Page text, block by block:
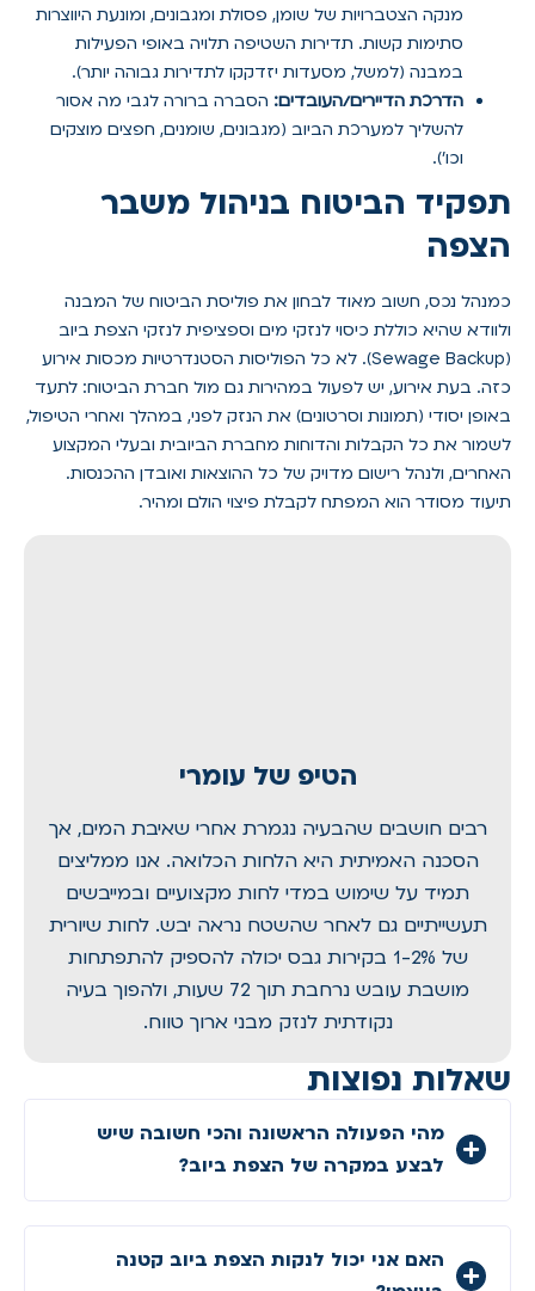
מנקה הצטברויות של שומן, פסולת ומגבונים, ומונעת היווצרות
סתימות קשות. תדירות השטיפה תלויה באופי הפעילות
במבנה (למשל, מסעדות יזדקקו לתדירות גבוהה יותר).
הדרכת הדיירים/העובדים: הסברה ברורה לגבי מה אסור
להשליך למערכת הביוב (מגבונים, שומנים, חפצים מוצקים
וכו').
תפקיד הביטוח בניהול משבר
הצפה
כמנהל נכס, חשוב מאוד לבחון את פוליסת הביטוח של המבנה
ולוודא שהיא כוללת כיסוי לנזקי מים וספציפית לנזקי הצפת ביוב
(Sewage Backup). לא כל הפוליסות הסטנדרטיות מכסות אירוע
כזה. בעת אירוע, יש לפעול במהירות גם מול חברת הביטוח: לתעד
באופן יסודי (תמונות וסרטונים) את הנזק לפני, במהלך ואחרי הטיפול,
לשמור את כל הקבלות והדוחות מחברת הביובית ובעלי המקצוע
האחרים, ולנהל רישום מדויק של כל ההוצאות ואובדן ההכנסות.
תיעוד מסודר הוא המפתח לקבלת פיצוי הולם ומהיר.
הטיפ של עומרי
רבים חושבים שהבעיה נגמרת אחרי שאיבת המים, אך
הסכנה האמיתית היא הלחות הכלואה. אנו ממליצים
תמיד על שימוש במדי לחות מקצועיים ובמייבשים
תעשייתיים גם לאחר שהשטח נראה יבש. לחות שיורית
של 1-2% בקירות גבס יכולה להספיק להתפתחות
מושבת עובש נרחבת תוך 72 שעות, ולהפוך בעיה
נקודתית לנזק מבני ארוך טווח.
שאלות נפוצות
מהי הפעולה הראשונה והכי חשובה שיש
לבצע במקרה של הצפת ביוב?
האם אני יכול לנקות הצפת ביוב קטנה